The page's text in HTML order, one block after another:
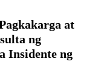
at
ng
Insidente ng